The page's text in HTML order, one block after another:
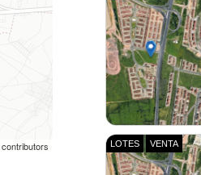
contributors LOTES VENTA